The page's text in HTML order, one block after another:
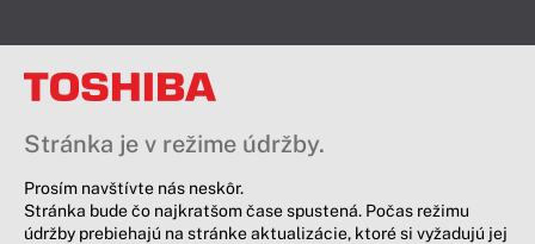
Stránka je v režime údržby.
Prosím navštívte nás neskôr.
Stránka bude čo najkratšom čase spustená. Počas režimu
údržby prebiehajú na stránke aktualizácie, ktoré si vyžadujú jej